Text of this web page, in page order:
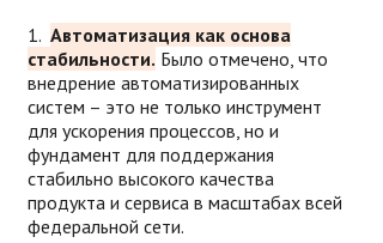
Автоматизация как основа
стабильности. Было отмечено, что
внедрение автоматизированных
систем – это не только инструмент
для ускорения процессов, но и
фундамент для поддержания
стабильно высокого качества
продукта и сервиса в масштабах всей
федеральной сети.